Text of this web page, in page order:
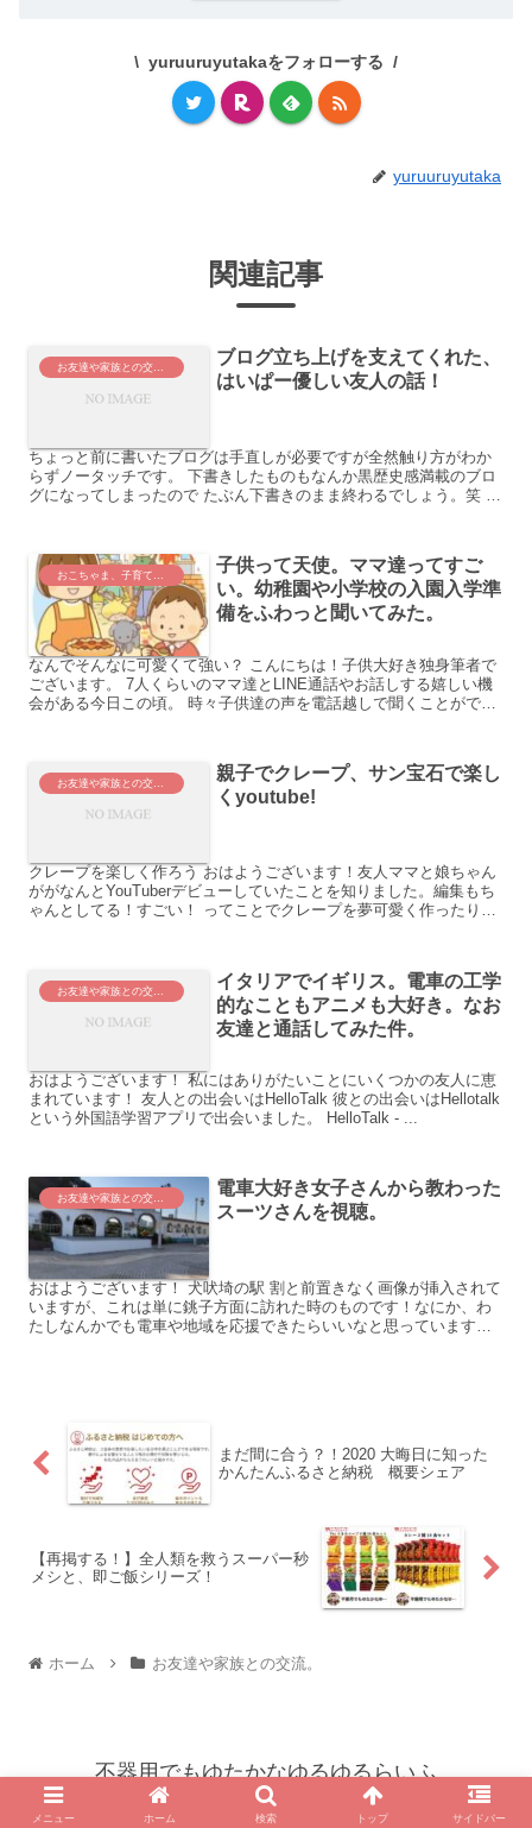
yuruuruyutakaをフォローする
yuruuruyutaka
関連記事
お友達や家族との交流。
ブログ立ち上げを支えてくれた、
はいぱー優しい友人の話！
ちょっと前に書いたブログは手直しが必要ですが全然触り方がわか
らずノータッチです。 下書きしたものもなんか黒歴史感満載のブロ
グになってしまったので たぶん下書きのまま終わるでしょう。笑 さ
おこちゃま、子育て世代さんを考える。
子供って天使。ママ達ってすご
い。幼稚園や小学校の入園入学準
備をふわっと聞いてみた。
なんでそんなに可愛くて強い？ こんにちは！子供大好き独身筆者で
ございます。 7人くらいのママ達とLINE通話やお話しする嬉しい機
会がある今日この頃。 時々子供達の声を電話越しで聞くことができ
親子でクレープ、サン宝石で楽し
くyoutube!
クレープを楽しく作ろう おはようございます！友人ママと娘ちゃん
ががなんとYouTuberデビューしていたことを知りました。編集もち
ゃんとしてる！すごい！ ってことでクレープを夢可愛く作ったり、
イタリアでイギリス。電車の工学
的なこともアニメも大好き。なお
友達と通話してみた件。
おはようございます！ 私にはありがたいことにいくつかの友人に恵
まれています！ 友人との出会いはHelloTalk 彼との出会いはHellotalk
という外国語学習アプリで出会いました。 HelloTalk - ...
お友達や家族との交流。
電車大好き女子さんから教わった
スーツさんを視聴。
おはようございます！ 犬吠埼の駅 割と前置きなく画像が挿入されて
いますが、これは単に銚子方面に訪れた時のものです！なにか、わ
たしなんかでも電車や地域を応援できたらいいなと思っています。
まだ間に合う？！2020 大晦日に知った
かんたんふるさと納税 概要シェア
【再掲する！】全人類を救うスーパー秒
メシと、即ご飯シリーズ！
ホーム お友達や家族との交流。
不器用でもゆたかなゆるゆるらいふ
© 2020 不器用でもゆたかなゆるゆるらいふ.
メニュー ホーム 検索 トップ サイドバー